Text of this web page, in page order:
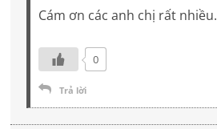
Cám ơn các anh chị rất nhiều.
0
Trả lời